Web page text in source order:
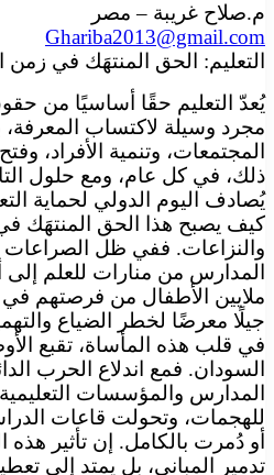
م.صلاح غريبة – مصر
Ghariba2013@gmail.com
التعليم: الحق المنتهَك في
يُعدّ التعليم حقًا أساسيًا من
مجرد وسيلة لاكتساب
المجتمعات، وتنمية الأفراد،
ذلك، في كل عام، ومع حلول
يُصادف اليوم الدولي لحماية
كيف يصبح هذا الحق المنتهَك
والنزاعات. ففي ظل الصراعات
المدارس من منارات للعلم
ملايين الأطفال من فرصتهم في
جيلًا معرضًا لخطر الضياع
في قلب هذه المأساة، تقبع
السودان. فمع اندلاع الحرب
المدارس والمؤسسات
للهجمات، وتحولت قاعات
أو دُمرت بالكامل. إن تأثير
تدمير المباني، بل يمتد إلى